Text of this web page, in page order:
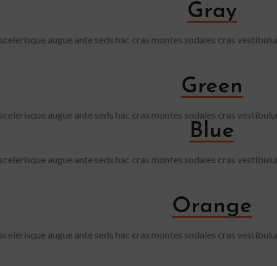
Gray
augue ante seds hac cras montes sodales cras
Green
augue ante seds hac cras montes sodales cras
Blue
augue ante seds hac cras montes sodales cras
Orange
augue ante seds hac cras montes sodales cras